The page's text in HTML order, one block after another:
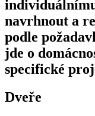
navrhnout a
podle
jde o
specifické
Dveře